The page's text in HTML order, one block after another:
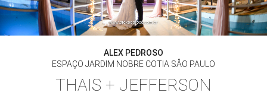
ALEX PEDROSO
ESPAÇO JARDIM NOBRE COTIA SÅO PAULO
THAIS + JEFFERSON